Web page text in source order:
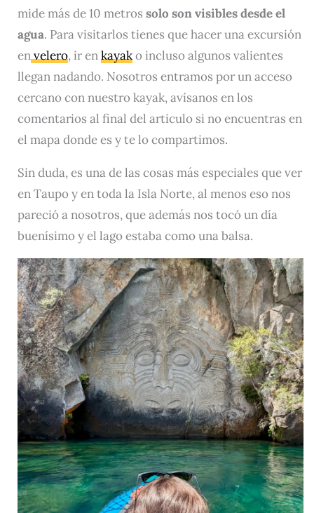
mide más de 10 metros solo son visibles desde el
agua. Para visitarlos tienes que hacer una excursión
envelero, ir enkayako incluso algunos valientes
llegan nadando. Nosotros entramos por un acceso
cercano con nuestro kayak, avísanos en los
comentarios al final del articulo si no encuentras en
el mapa donde es y te lo compartimos.
Sin duda, es una de las cosas más especiales que ver
en Taupo y en toda la Isla Norte, al menos eso nos
pareció a nosotros, que además nos tocó un día
buenísimo y el lago estaba como una balsa.